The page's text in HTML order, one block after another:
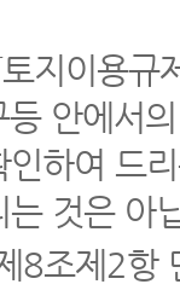
지이용
등 안에서
하여 드
것은 아
제8조제2